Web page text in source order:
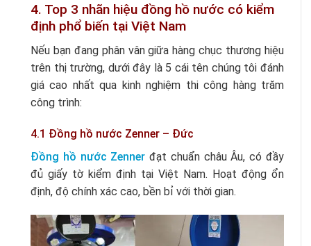
4. Top 3 nhãn hiệu đồng hồ nước có kiểm
định phổ biến tại Việt Nam
Nếu bạn đang phân vân giữa hàng chục thương hiệu
trên thị trường, dưới đây là 5 cái tên chúng tôi đánh
giá cao nhất qua kinh nghiệm thi công hàng trăm
công trình:
4.1 Đồng hồ nước Zenner – Đức
Đồng hồ nước Zenner đạt chuẩn châu Âu, có đầy
đủ giấy tờ kiểm định tại Việt Nam. Hoạt động ổn
định, độ chính xác cao, bền bỉ với thời gian.